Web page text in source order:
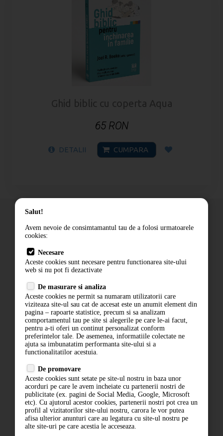
Ghid biblic cu coperta Aqua
65 RON
DETALII CUMPARA
Cum comand
Livrare
Contact
Politica de confidentialitate
ANPC
ABONARE LA NEWSLETTER
ABONARE
Salut!
Avem nevoie de consimtamantul tau de a folosi urmatoarele
cookies:
Necesare
Aceste cookies sunt necesare pentru functionarea site-ului
web si nu pot fi dezactivate
De masurare si analiza
Aceste cookies ne permit sa numaram utilizatorii care
viziteaza site-ul sau cat de accesat este un anumit element din
pagina – rapoarte statistice, precum si sa analizam
comportamentul tau pe site si alegerile pe care le-ai facut,
pentru a-ti oferi un continut personalizat conform
preferintelor tale. De asemenea, informatiile colectate ne
ajuta sa imbunatatim performanta site-ului si a
functionalitatilor acestuia.
De promovare
Aceste cookies sunt setate pe site-ul nostru in baza unor
acorduri pe care le avem incheiate cu partenerii nostri de
publicitate (ex. pagini de Social Media, Google, Microsoft
etc). Cu ajutorul acestor cookies, partenerii nostri pot crea un
profil al vizitatorilor site-ului nostru, carora le vor putea
afisa ulterior anunturi care au legatura cu site-ul nostru pe
alte site-uri pe care acestia le acceseaza.